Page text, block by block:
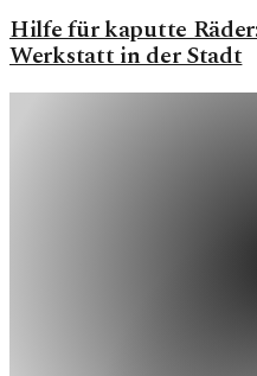
Hilfe für kaputte
Werkstatt in der Stadt